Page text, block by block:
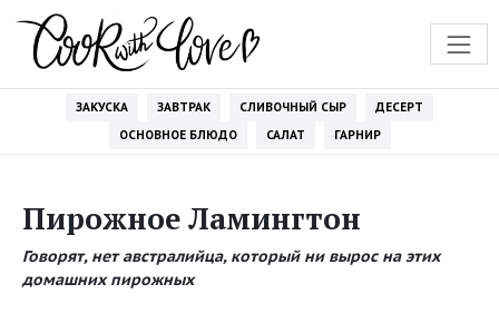
ЗАКУСКА ЗАВТРАК СЛИВОЧНЫЙ СЫР
ДЕСЕРТ
ОСНОВНОЕ БЛЮДО
САЛАТ ГАРНИР
Пирожное Ламингтон
Говорят, нет австралийца, который ни вырос на этих
домашних пирожных